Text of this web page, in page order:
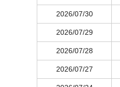
2026/07/30
2026/07/29
2026/07/28
2026/07/27